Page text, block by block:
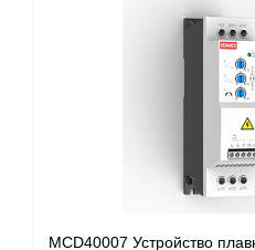
MCD40007 Устройство